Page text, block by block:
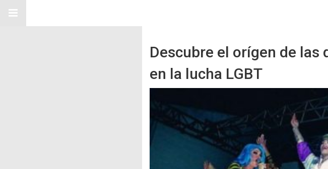
Descubre el orígen de las
en la lucha LGBT